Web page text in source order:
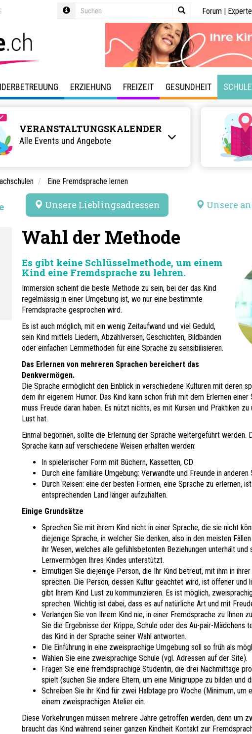
Forum |
ERZIEHUNG FREIZEIT GESUNDHEIT SCHULE
VERANSTALTUNGSKALENDER
Alle Events und Angebote
Eine Fremdsprache lernen
Unsere Lieblingsadressen Unsere
Wahl der Methode
Es gibt keine Schlüsselmethode, um einem
Kind eine Fremdsprache zu lehren.
Immersion scheint die beste Methode zu sein, bei der das Kind
regelmässig in einer Umgebung ist, wo nur eine bestimmte
Fremdsprache gesprochen wird.
Es ist auch möglich, mit ein wenig Zeitaufwand und viel Geduld,
sein Kind mittels Liedern, Abzählversen, Geschichten, Bildbänden
oder einfachen Lernmethoden für eine Sprache zu sensibilisieren.
Das Erlernen von mehreren Sprachen bereichert das
Denkvermögen.
Die Sprache ermöglicht den Einblick in verschiedene Kulturen mit deren
dem ihr eigenem Humor. Das Kind kann schon früh mit dem Erlernen einer
muss Freude daran haben. Es nützt nichts, es mit Kursen und Praktiken zu
Lust hat.
Einmal begonnen, sollte die Erlernung der Sprache weitergeführt werden.
Sprache kann auf verschiedene Weisen erhalten werden:
In spielerischer Form mit Büchern, Kassetten, CD
Durch eine familiäre Umgebung: Verwandte und Freunde in anderen
Durch Reisen: eine der besten Formen, eine Sprache zu erlernen,
entsprechenden Land länger aufzuhalten.
Einige Grundsätze
Sprechen Sie mit ihrem Kind nicht in einer Sprache, die sie nicht
diejenige Sprache, in welcher Sie denken, also in den meisten
ihr Wesen, welches alle gefühlsbetonten Beziehungen unterhält und
Lernvermögen Ihres Kindes unterstützt.
Ermutigen Sie diejenige Person, die Ihr Kind betreut, mit ihm in
sprechen. Die Person, dessen Kultur geachtet wird, ist offener und
gibt Ihrem Kind Lust zu kommunizieren. Es ist möglich,
sprechen. Wichtig ist dabei, dass es auf natürliche Art und mit
Verlangen Sie von Ihrem Kind nie, in einer Fremdsprache zu Ihnen
Sie die Ergebnisse der Krippe, Schule oder des Au-pair-Mädchens
das Kind in der Sprache seiner Wahl antworten.
Die Einführung in eine zweisprachige Umgebung soll so früh als
Wählen Sie eine zweisprachige Schule (vgl. Adressen auf der Site).
Fragen Sie eine fremdsprachige Studentin, die drei Nachmittage
spielt (suchen Sie andere Eltern, um eine Minigruppe zu bilden und
Schreiben Sie ihr Kind für zwei Halbtage pro Woche (Minimum, um
einem zweisprachigen Atelier ein.
Diese Vorkehrungen müssen mehrere Jahre getroffen werden, denn um
braucht das Kind während seiner ganzen Kindheit Kontakt zur